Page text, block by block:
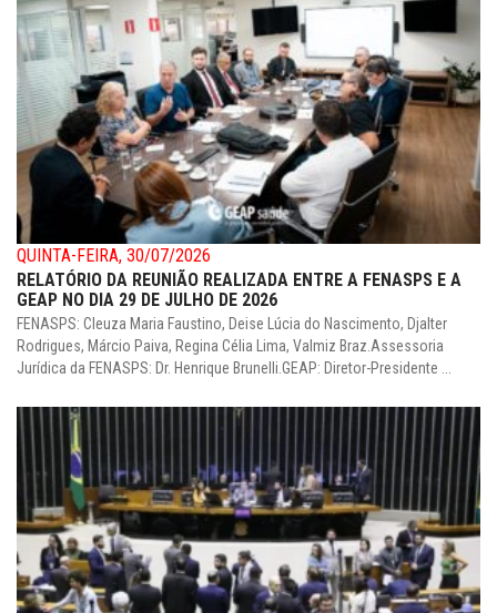
QUINTA-FEIRA, 30/07/2026
RELATÓRIO DA REUNIÃO REALIZADA ENTRE A FENASPS E A
GEAP NO DIA 29 DE JULHO DE 2026
FENASPS: Cleuza Maria Faustino, Deise Lúcia do Nascimento, Djalter
Rodrigues, Márcio Paiva, Regina Célia Lima, Valmiz Braz.Assessoria
Jurídica da FENASPS: Dr. Henrique Brunelli.GEAP: Diretor-Presidente ...